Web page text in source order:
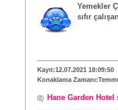
Yemekler
sıfır
Kayıt:12.07.2021 18:09:50
Konaklama
Hane Garden Hotel